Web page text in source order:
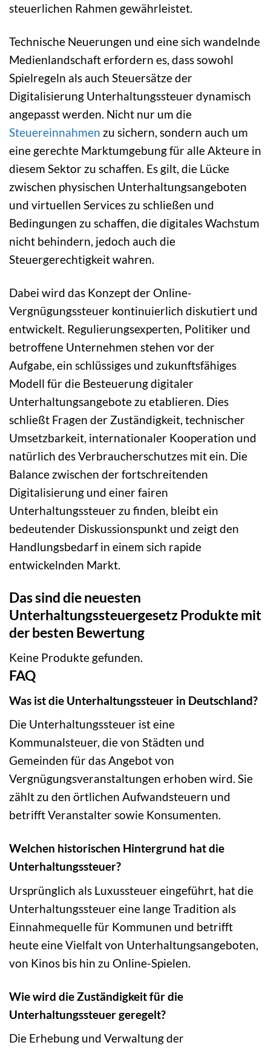
steuerlichen Rahmen gewährleistet.
Technische Neuerungen und eine sich wandelnde
Medienlandschaft erfordern es, dass sowohl
Spielregeln als auch Steuersätze der
Digitalisierung Unterhaltungssteuer dynamisch
angepasst werden. Nicht nur um die
Steuereinnahmen zu sichern, sondern auch um
eine gerechte Marktumgebung für alle Akteure in
diesem Sektor zu schaffen. Es gilt, die Lücke
zwischen physischen Unterhaltungsangeboten
und virtuellen Services zu schließen und
Bedingungen zu schaffen, die digitales Wachstum
nicht behindern, jedoch auch die
Steuergerechtigkeit wahren.
Dabei wird das Konzept der Online-
Vergnügungssteuer kontinuierlich diskutiert und
entwickelt. Regulierungsexperten, Politiker und
betroffene Unternehmen stehen vor der
Aufgabe, ein schlüssiges und zukunftsfähiges
Modell für die Besteuerung digitaler
Unterhaltungsangebote zu etablieren. Dies
schließt Fragen der Zuständigkeit, technischer
Umsetzbarkeit, internationaler Kooperation und
natürlich des Verbraucherschutzes mit ein. Die
Balance zwischen der fortschreitenden
Digitalisierung und einer fairen
Unterhaltungssteuer zu finden, bleibt ein
bedeutender Diskussionspunkt und zeigt den
Handlungsbedarf in einem sich rapide
entwickelnden Markt.
Das sind die neuesten
Unterhaltungssteuergesetz Produkte mit
der besten Bewertung
Keine Produkte gefunden.
FAQ
Was ist die Unterhaltungssteuer in Deutschland?
Die Unterhaltungssteuer ist eine
Kommunalsteuer, die von Städten und
Gemeinden für das Angebot von
Vergnügungsveranstaltungen erhoben wird. Sie
zählt zu den örtlichen Aufwandsteuern und
betrifft Veranstalter sowie Konsumenten.
Welchen historischen Hintergrund hat die
Unterhaltungssteuer?
Ursprünglich als Luxussteuer eingeführt, hat die
Unterhaltungssteuer eine lange Tradition als
Einnahmequelle für Kommunen und betrifft
heute eine Vielfalt von Unterhaltungsangeboten,
von Kinos bis hin zu Online-Spielen.
Wie wird die Zuständigkeit für die
Unterhaltungssteuer geregelt?
Die Erhebung und Verwaltung der